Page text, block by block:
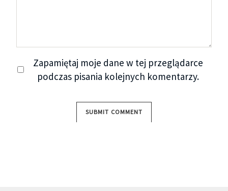
Zapamiętaj moje dane w tej przeglądarce
podczas pisania kolejnych komentarzy.